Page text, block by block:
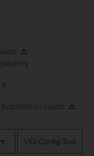
Guide
VIGI Config Tool